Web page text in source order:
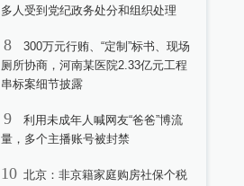
多人受到党纪政务处分和组织处理
8
300万元行贿、“定制”标书、现场
厕所协商，河南某医院2.33亿元工程
串标案细节披露
9
利用未成年人喊网友“爸爸”博流
量，多个主播账号被封禁
10 北京：非京籍家庭购房社保个税